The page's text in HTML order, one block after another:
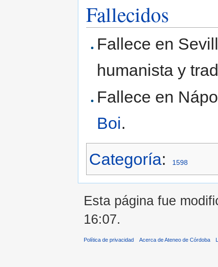
Fallecidos
Fallece en
humanista y
Fallece en
Boi.
Categoría: 1598
Esta página fue
16:07.
Política de privacidad Acerca de Ateneo de Córdoba